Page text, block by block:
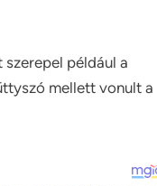
például a
mellett vonult a